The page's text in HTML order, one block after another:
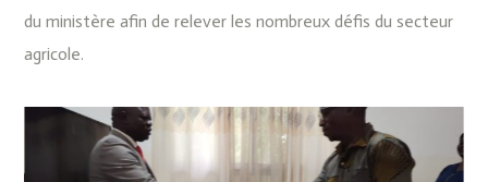
du ministère afin de relever les nombreux défis du secteur
agricole.